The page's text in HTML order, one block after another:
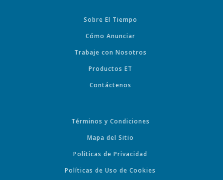
Sobre El Tiempo
Cómo Anunciar
Trabaje con Nosotros
Productos ET
Contáctenos
Términos y Condiciones
Mapa del Sitio
Políticas de Privacidad
Políticas de Uso de Cookies